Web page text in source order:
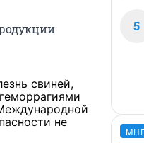
свиней,
не
5